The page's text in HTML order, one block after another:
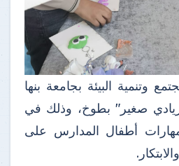
وتنمية البيئة بجامعة بنها
صغير" بطوخ، وذلك في
أطفال المدارس على